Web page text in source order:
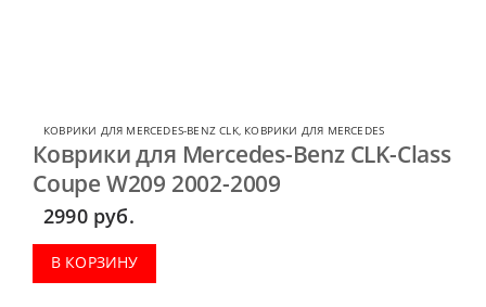
КОВРИКИ ДЛЯ MERCEDES-BENZ CLK, КОВРИКИ ДЛЯ MERCEDES
Коврики для Mercedes-Benz CLK-Class
Coupe W209 2002-2009
2990 руб.
В КОРЗИНУ